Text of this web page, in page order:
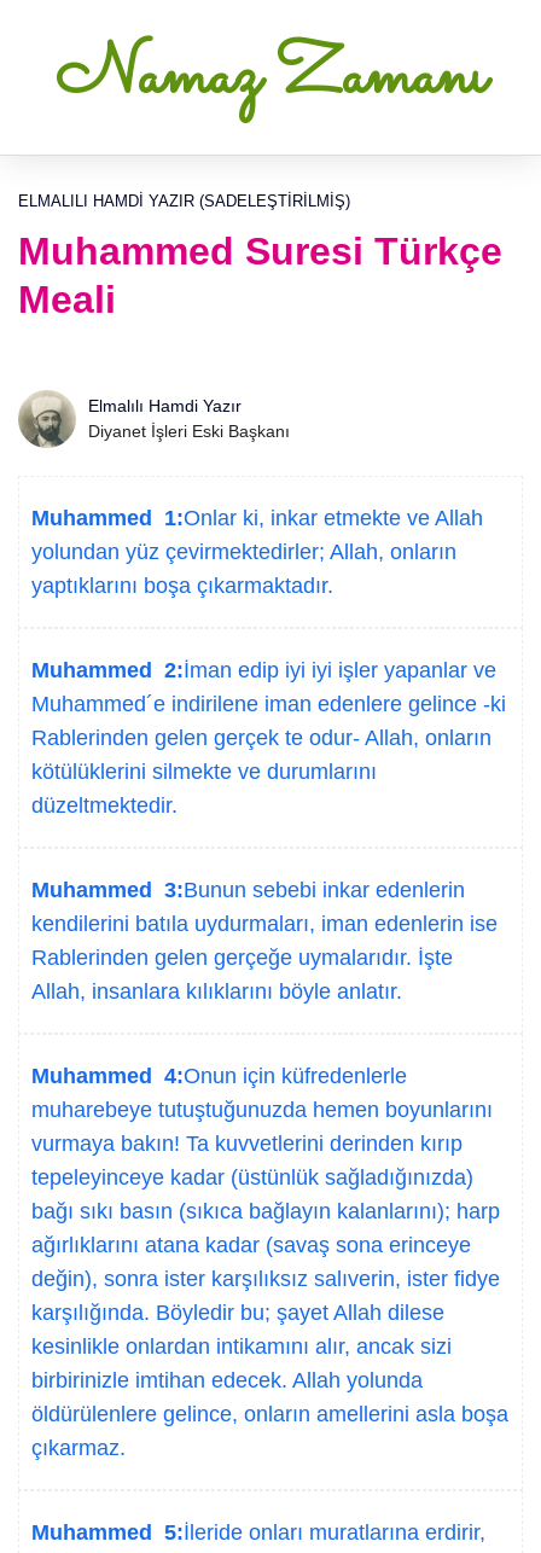
Namaz Zamanı
ELMALILI HAMDI YAZIR (SADELEŞTIRILMIŞ)
Muhammed Suresi Türkçe
Meali
Elmalılı Hamdi Yazır
Diyanet İşleri Eski Başkanı
Muhammed 1:Onlar ki, inkar etmekte ve Allah
yolundan yüz çevirmektedirler; Allah, onların
yaptıklarını boşa çıkarmaktadır.
Muhammed 2:İman edip iyi iyi işler yapanlar ve
Muhammed´e indirilene iman edenlere gelince -ki
Rablerinden gelen gerçek te odur- Allah, onların
kötülüklerini silmekte ve durumlarını
düzeltmektedir.
Muhammed 3:Bunun sebebi inkar edenlerin
kendilerini batıla uydurmaları, iman edenlerin ise
Rablerinden gelen gerçeğe uymalarıdır. İşte
Allah, insanlara kılıklarını böyle anlatır.
Muhammed 4:Onun için küfredenlerle
muharebeye tutuştuğunuzda hemen boyunlarını
vurmaya bakın! Ta kuvvetlerini derinden kırıp
tepeleyinceye kadar (üstünlük sağladığınızda)
bağı sıkı basın (sıkıca bağlayın kalanlarını); harp
ağırlıklarını atana kadar (savaş sona erinceye
değin), sonra ister karşılıksız salıverin, ister fidye
karşılığında. Böyledir bu; şayet Allah dilese
kesinlikle onlardan intikamını alır, ancak sizi
birbirinizle imtihan edecek. Allah yolunda
öldürülenlere gelince, onların amellerini asla boşa
çıkarmaz.
Muhammed 5:İleride onları muratlarına erdirir,